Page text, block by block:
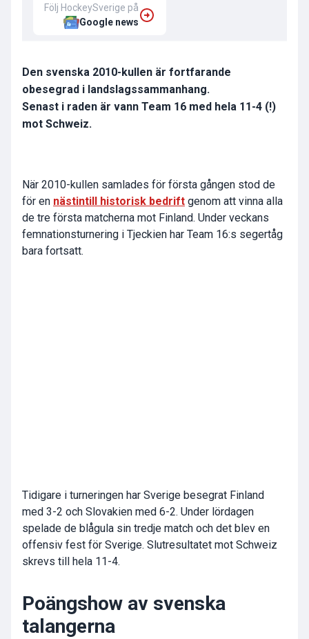
Följ HockeySverige på
Google news
Den svenska 2010-kullen är fortfarande
obesegrad i landslagssammanhang.
Senast i raden är vann Team 16 med hela 11-4 (!)
mot Schweiz.
När 2010-kullen samlades för första gången stod de
för en nästintill historisk bedrift genom att vinna alla
de tre första matcherna mot Finland. Under veckans
femnationsturnering i Tjeckien har Team 16:s segertåg
bara fortsatt.
Tidigare i turneringen har Sverige besegrat Finland
med 3-2 och Slovakien med 6-2. Under lördagen
spelade de blågula sin tredje match och det blev en
offensiv fest för Sverige. Slutresultatet mot Schweiz
skrevs till hela 11-4.
Poängshow av svenska
talangerna